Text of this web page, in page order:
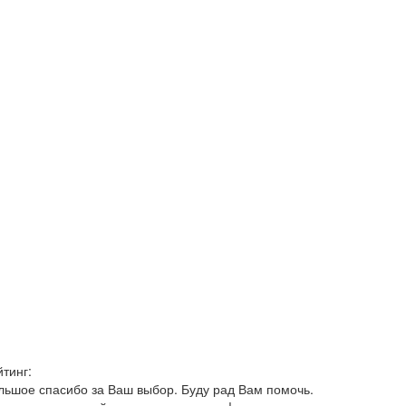
спасибо за Ваш выбор. Буду рад Вам помочь.